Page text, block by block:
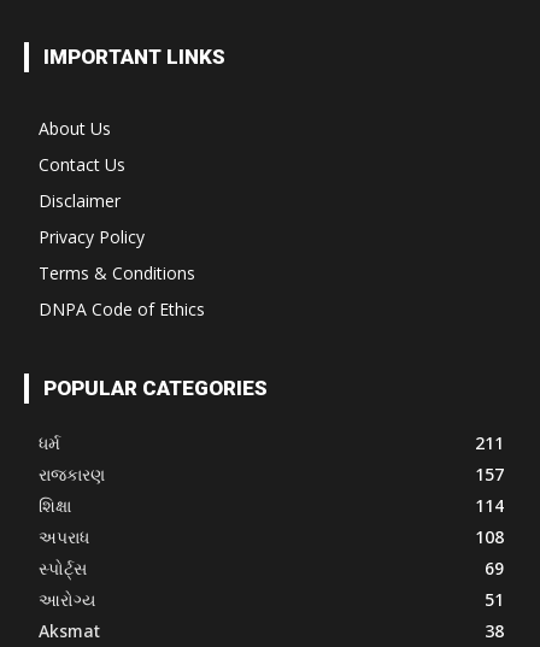
IMPORTANT LINKS
About Us
Contact Us
Disclaimer
Privacy Policy
Terms & Conditions
DNPA Code of Ethics
POPULAR CATEGORIES
ધર્મ
211
રાજકારણ
157
શિક્ષા
114
અપરાધ
108
સ્પોર્ટ્સ
69
આરોગ્ય
51
Aksmat
38